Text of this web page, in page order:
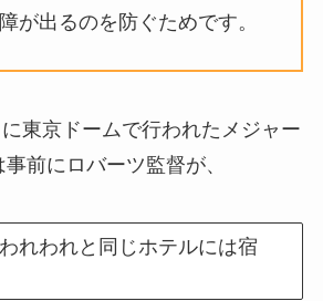
が出るのを防ぐためです。
東京ドームで行われたメジャー
前にロバーツ監督が、
れわれと同じホテルには宿